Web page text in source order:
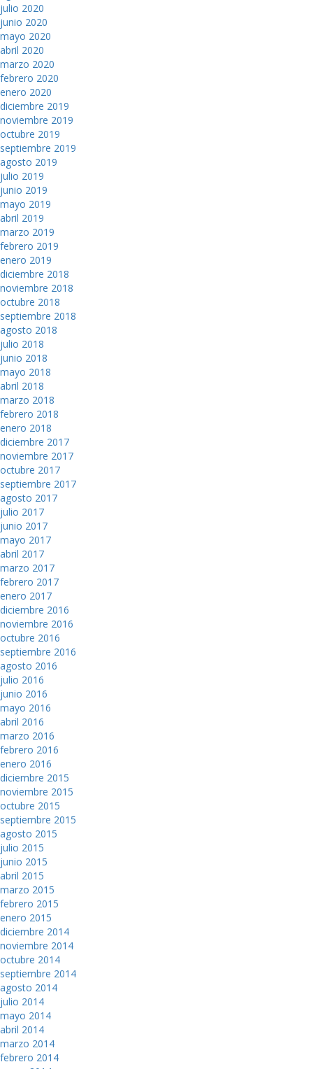
julio 2020
junio 2020
mayo 2020
abril 2020
marzo 2020
febrero 2020
enero 2020
diciembre 2019
noviembre 2019
octubre 2019
septiembre 2019
agosto 2019
julio 2019
junio 2019
mayo 2019
abril 2019
marzo 2019
febrero 2019
enero 2019
diciembre 2018
noviembre 2018
octubre 2018
septiembre 2018
agosto 2018
julio 2018
junio 2018
mayo 2018
abril 2018
marzo 2018
febrero 2018
enero 2018
diciembre 2017
noviembre 2017
octubre 2017
septiembre 2017
agosto 2017
julio 2017
junio 2017
mayo 2017
abril 2017
marzo 2017
febrero 2017
enero 2017
diciembre 2016
noviembre 2016
octubre 2016
septiembre 2016
agosto 2016
julio 2016
junio 2016
mayo 2016
abril 2016
marzo 2016
febrero 2016
enero 2016
diciembre 2015
noviembre 2015
octubre 2015
septiembre 2015
agosto 2015
julio 2015
junio 2015
abril 2015
marzo 2015
febrero 2015
enero 2015
diciembre 2014
noviembre 2014
octubre 2014
septiembre 2014
agosto 2014
julio 2014
mayo 2014
abril 2014
marzo 2014
febrero 2014